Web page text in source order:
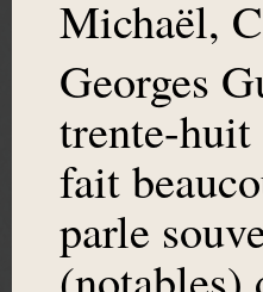
Michaël,
Georges
trente-huit
fait
parle